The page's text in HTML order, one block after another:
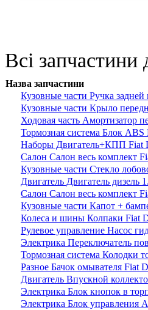
Всі
Назва запчастини
Кузовные части Ручка
Кузовные части Крыло
Ходовая часть Амортизатор
Тормозная система Блок
Наборы Двигатель+КПП Fiat
Салон Салон весь комплект
Кузовные части Стекло
Двигатель Двигатель дизель
Салон Салон весь комплект
Кузовные части Капот +
Колеса и шины Колпаки Fiat
Рулевое управление Насос
Электрика Переключатель
Тормозная система Колодки
Разное Бачок омывателя Fiat
Двигатель Впускной
Электрика Блок кнопок в
Электрика Блок управления